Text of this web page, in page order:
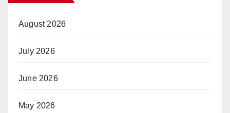
August 2026
July 2026
June 2026
May 2026